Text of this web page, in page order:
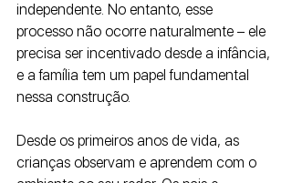
independente. No entanto, esse
processo não ocorre naturalmente – ele
precisa ser incentivado desde a infância,
e a família tem um papel fundamental
nessa construção.
Desde os primeiros anos de vida, as
crianças observam e aprendem com o